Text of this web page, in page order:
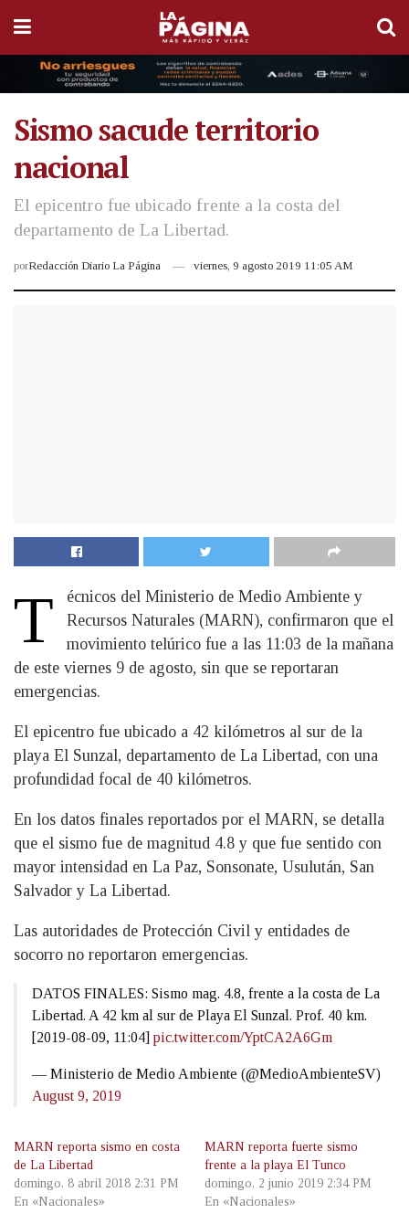
Sismo sacude territorio
nacional
El epicentro fue ubicado frente a la costa del
departamento de La Libertad.
porRedacción Diario La Página viernes, 9 agosto 2019 11:05 AM
T
écnicos del Ministerio de Medio Ambiente y
Recursos Naturales (MARN), confirmaron que el
movimiento telúrico fue a las 11:03 de la mañana
de este viernes 9 de agosto, sin que se reportaran
emergencias.
El epicentro fue ubicado a 42 kilómetros al sur de la
playa El Sunzal, departamento de La Libertad, con una
profundidad focal de 40 kilómetros.
En los datos finales reportados por el MARN, se detalla
que el sismo fue de magnitud 4.8 y que fue sentido con
mayor intensidad en La Paz, Sonsonate, Usulután, San
Salvador y La Libertad.
Las autoridades de Protección Civil y entidades de
socorro no reportaron emergencias.
DATOS FINALES: Sismo mag. 4.8, frente a la costa de La
Libertad. A 42 km al sur de Playa El Sunzal. Prof. 40 km.
[2019-08-09, 11:04] pic.twitter.com/YptCA2A6Gm
— Ministerio de Medio Ambiente (@MedioAmbienteSV)
August 9, 2019
MARN reporta sismo en costa
de La Libertad
domingo, 8 abril 2018 2:31 PM
En «Nacionales»
MARN reporta fuerte sismo
frente a la playa El Tunco
domingo, 2 junio 2019 2:34 PM
En «Nacionales»